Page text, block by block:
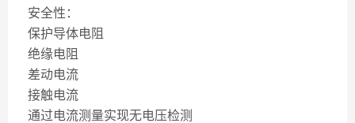
安全性：
保护导体电阻
绝缘电阻
差动电流
接触电流
通过电流测量实现无电压检测